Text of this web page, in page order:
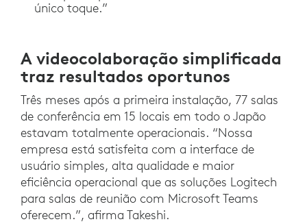
único toque.”
A videocolaboração simplificada
traz resultados oportunos
Três meses após a primeira instalação, 77 salas
de conferência em 15 locais em todo o Japão
estavam totalmente operacionais. “Nossa
empresa está satisfeita com a interface de
usuário simples, alta qualidade e maior
eficiência operacional que as soluções Logitech
para salas de reunião com Microsoft Teams
oferecem.”, afirma Takeshi.